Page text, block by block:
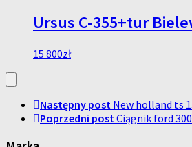
Ursus C-355+tur
15 800zł
Następny post New holland ts
Poprzedni postCiągnik ford